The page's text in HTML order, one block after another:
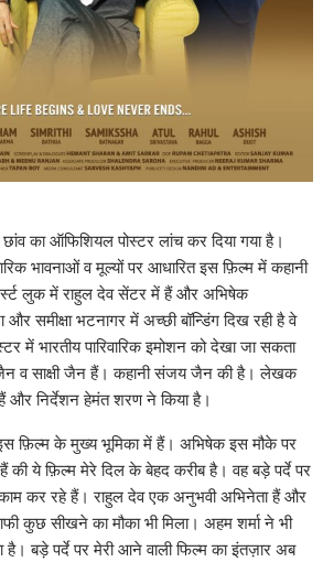
का ऑफिशियल पोस्टर लांच कर दिया गया है।
भावनाओं व मूल्यों पर आधारित इस फ़िल्म में कहानी
लुक में राहुल देव सेंटर में हैं और अभिषेक
और समीक्षा भटनागर में अच्छी बॉन्डिंग दिख रही है वे
में भारतीय पारिवारिक इमोशन को देखा जा सकता
जैन व साक्षी जैन हैं। कहानी संजय जैन की है। लेखक
निर्देशन हेमंत शरण ने किया है।
फ़िल्म के मुख्य भूमिका में हैं। अभिषेक इस मौके पर
की ये फ़िल्म मेरे दिल के बेहद करीब है। वह बड़े पर्दे पर
कर रहे हैं। राहुल देव एक अनुभवी अभिनेता हैं और
कुछ सीखने का मौका भी मिला। अहम शर्मा ने भी
है। बड़े पर्दे पर मेरी आने वाली फिल्म का इंतज़ार अब